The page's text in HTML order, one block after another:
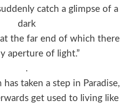
catch a glimpse of a
dark
the far end of which there
aperture of light.”
.
has taken a step in Paradise,
get used to living like